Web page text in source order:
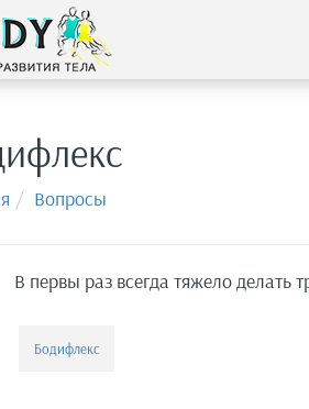
Вопросы
В первы раз всегда тяжело делать
Бодифлекс